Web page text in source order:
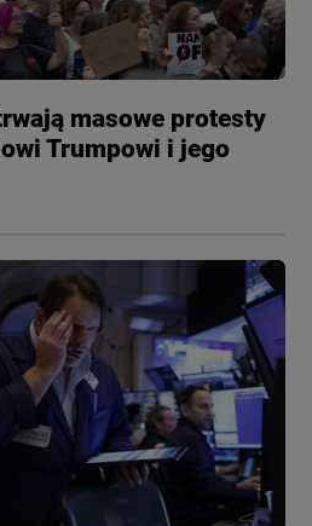
masowe protesty
Trumpowi i jego